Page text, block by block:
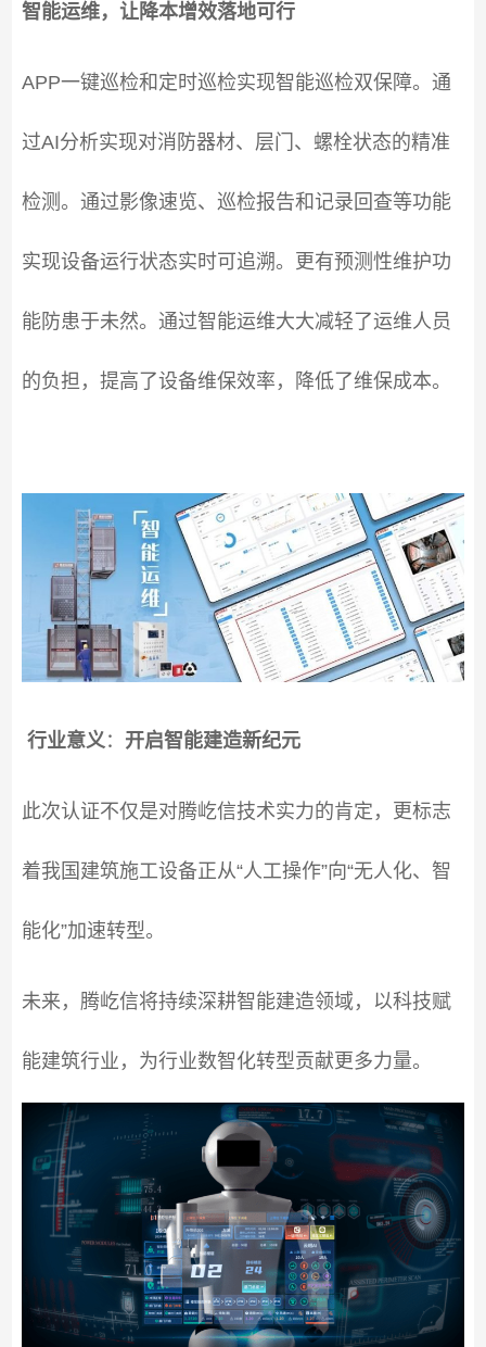
智能运维，让降本增效落地可行
APP一键巡检和定时巡检实现智能巡检双保障。通
过AI分析实现对消防器材、层门、螺栓状态的精准
检测。通过影像速览、巡检报告和记录回查等功能
实现设备运行状态实时可追溯。更有预测性维护功
能防患于未然。通过智能运维大大减轻了运维人员
的负担，提高了设备维保效率，降低了维保成本。
行业意义 ： 开启智能建造新纪元
此次认证不仅是对腾屹信技术实力的肯定，更标志
着我国建筑施工设备正从“人工操作”向“无人化、智
能化”加速转型。
未来，腾屹信将持续深耕智能建造领域，以科技赋
能建筑行业，为行业数智化转型贡献更多力量。